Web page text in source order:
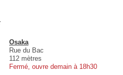
Osaka
Rue du Bac
112 mètres
Fermé, ouvre demain à 18h30